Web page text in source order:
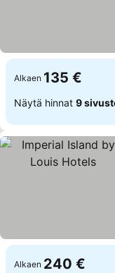
Alkaen 135 €
Näytä hinnat 9
Alkaen 240 €